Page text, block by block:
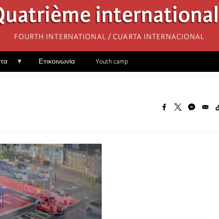
Fourth International / Cuarta Internacional
Επικοινωνία Youth camp